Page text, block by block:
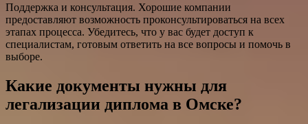
Поддержка и консультация. Хорошие компании
предоставляют возможность проконсультироваться на всех
этапах процесса. Убедитесь, что у вас будет доступ к
специалистам, готовым ответить на все вопросы и помочь в
выборе.
Какие документы нужны для
легализации диплома в Омске?